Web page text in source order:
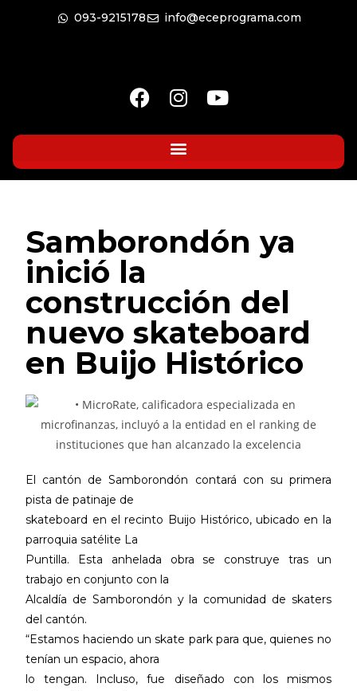
093-9215178 info@eceprograma.com
Samborondón ya
inició la
construcción del
nuevo skateboard
en Buijo Histórico
El cantón de Samborondón contará con su primera
pista de patinaje de
skateboard en el recinto Buijo Histórico, ubicado en la
parroquia satélite La
Puntilla. Esta anhelada obra se construye tras un
trabajo en conjunto con la
Alcaldía de Samborondón y la comunidad de skaters
del cantón.
“Estamos haciendo un skate park para que, quienes no
tenían un espacio, ahora
lo tengan. Incluso, fue diseñado con los mismos